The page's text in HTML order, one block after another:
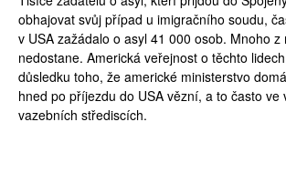
obhajovat svůj případ u imigračního soudu,
v USA zažádalo o asyl 41 000 osob. Mnoho z
nedostane. Americká veřejnost o těchto
důsledku toho, že americké ministerstvo
hned po příjezdu do USA vězní, a to často ve
vazebních střediscích.